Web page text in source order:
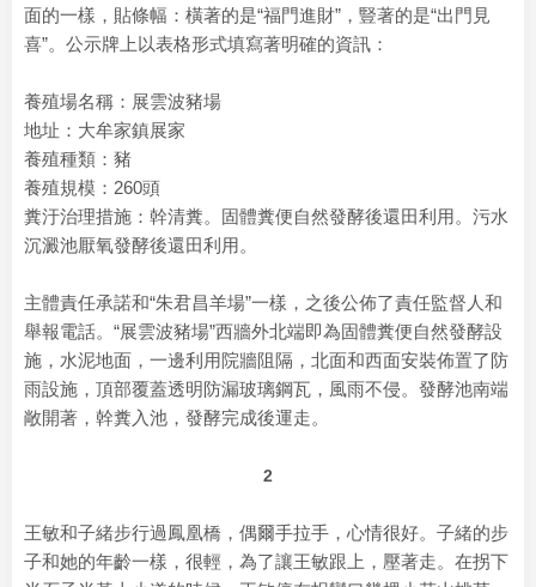
面的一樣，貼條幅：橫著的是“福門進財”，豎著的是“出門見
喜”。公示牌上以表格形式填寫著明確的資訊：
養殖場名稱：展雲波豬場
地址：大牟家鎮展家
養殖種類：豬
養殖規模：260頭
糞汙治理措施：幹清糞。固體糞便自然發酵後還田利用。污水
沉澱池厭氧發酵後還田利用。
主體責任承諾和“朱君昌羊場”一樣，之後公佈了責任監督人和
舉報電話。“展雲波豬場”西牆外北端即為固體糞便自然發酵設
施，水泥地面，一邊利用院牆阻隔，北面和西面安裝佈置了防
雨設施，頂部覆蓋透明防漏玻璃鋼瓦，風雨不侵。發酵池南端
敞開著，幹糞入池，發酵完成後運走。
2
王敏和子緒步行過鳳凰橋，偶爾手拉手，心情很好。子緒的步
子和她的年齡一樣，很輕，為了讓王敏跟上，壓著走。在拐下